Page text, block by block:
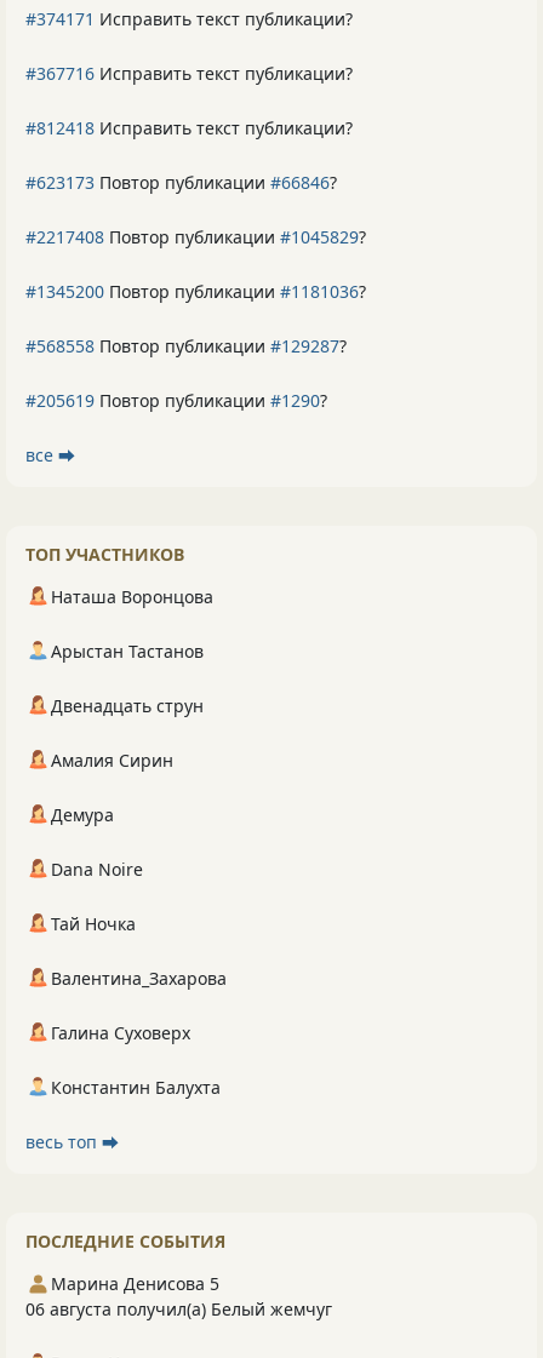
#374171 Исправить текст публикации?
#367716 Исправить текст публикации?
#812418 Исправить текст публикации?
#623173 Повтор публикации #66846?
#2217408 Повтор публикации #1045829?
#1345200 Повтор публикации #1181036?
#568558 Повтор публикации #129287?
#205619 Повтор публикации #1290?
все ⮕
ТОП УЧАСТНИКОВ
Наташа Воронцова
Арыстан Тастанов
Двенадцать струн
Амалия Сирин
Демура
Dana Noire
Тай Ночка
Валентина_Захарова
Галина Суховерх
Константин Балухта
весь топ ⮕
ПОСЛЕДНИЕ СОБЫТИЯ
Марина Денисова 5
06 августа получил(а) Белый жемчуг